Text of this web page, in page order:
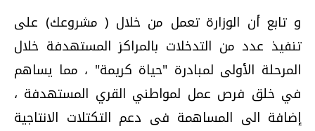
و تابع أن الوزارة تعمل من خلال ( مشروعك) على
تنفيذ عدد من التدخلات بالمراكز المستهدفة خلال
المرحلة الأولى لمبادرة "حياة كريمة" ، مما يساهم
في خلق فرص عمل لمواطني القري المستهدفة ،
إضافة الى المساهمة فى دعم التكتلات الانتاجية